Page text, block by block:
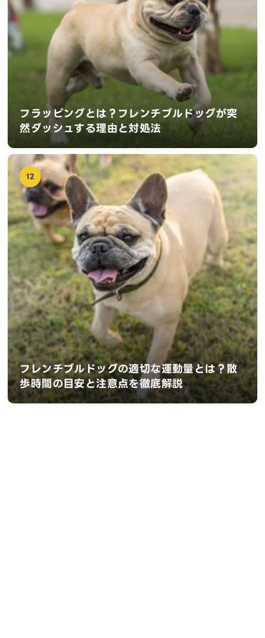
フラッピングとは？フレンチブルドッグが突
然ダッシュする理由と対処法
12
フレンチブルドッグの適切な運動量とは？散
歩時間の目安と注意点を徹底解説